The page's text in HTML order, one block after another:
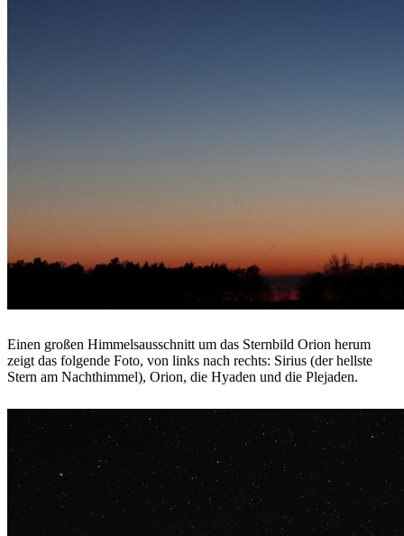
Einen großen Himmelsausschnitt um das Sternbild Orion herum
zeigt das folgende Foto, von links nach rechts: Sirius (der hellste
Stern am Nachthimmel), Orion, die Hyaden und die Plejaden.